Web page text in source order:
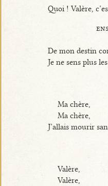
Quoi ! Valère,
De mon destin
Je ne sens plus
Ma chère,
Ma chère,
J’allais mourir
Valère,
Valère,